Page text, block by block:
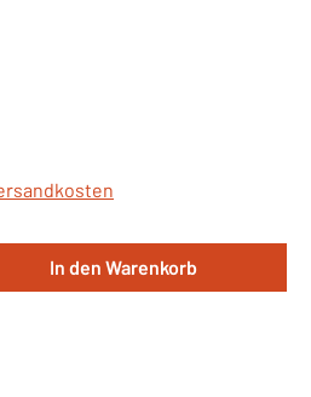
den gewünschten
In den Warenkorb